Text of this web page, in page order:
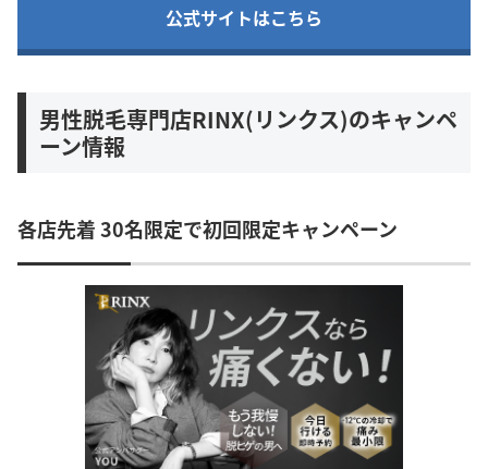
公式サイトはこちら
男性脱毛専門店RINX(リンクス)のキャンペ
ーン情報
各店先着 30名限定で初回限定キャンペーン